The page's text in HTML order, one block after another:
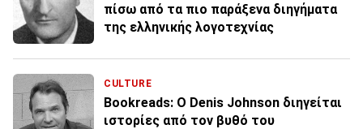
πίσω από τα πιο παράξενα διηγήματα
της ελληνικής λογοτεχνίας
CULTURE
Bookreads: O Denis Johnson διηγείται
ιστορίες από τον βυθό του